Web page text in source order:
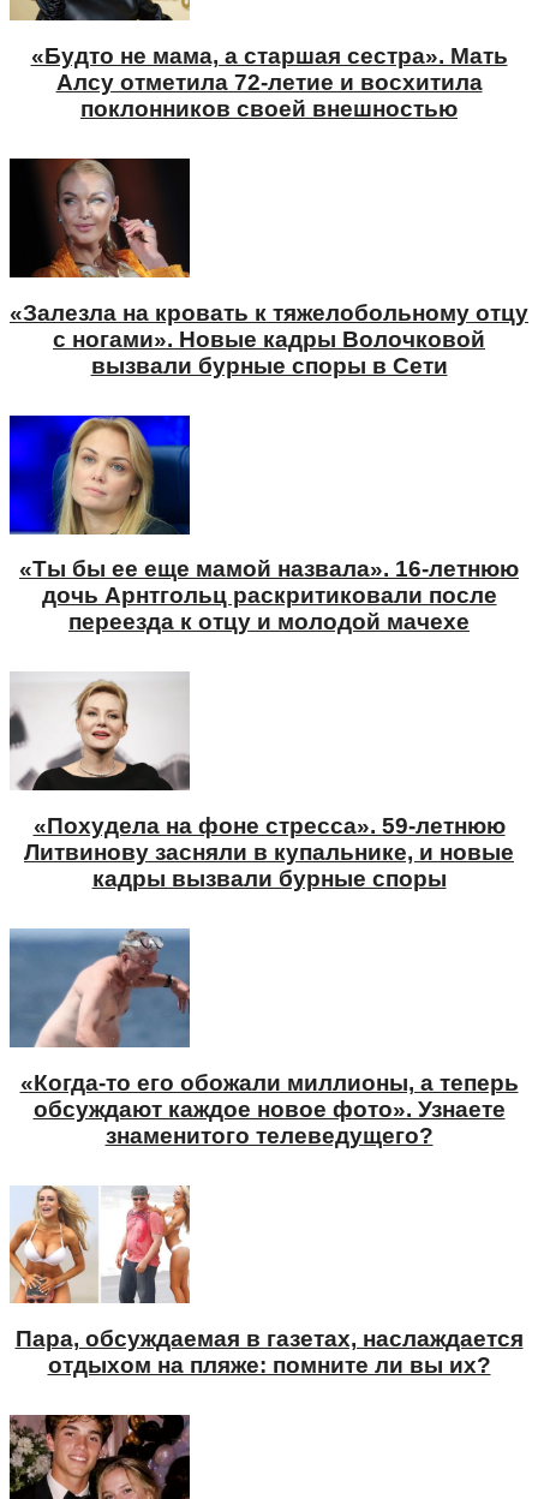
«Будто не мама, а старшая сестра». Мать
Алсу отметила 72-летие и восхитила
поклонников своей внешностью
«Залезла на кровать к тяжелобольному отцу
с ногами». Новые кадры Волочковой
вызвали бурные споры в Сети
«Ты бы ее еще мамой назвала». 16-летнюю
дочь Арнтгольц раскритиковали после
переезда к отцу и молодой мачехе
«Похудела на фоне стресса». 59-летнюю
Литвинову засняли в купальнике, и новые
кадры вызвали бурные споры
«Когда-то его обожали миллионы, а теперь
обсуждают каждое новое фото». Узнаете
знаменитого телеведущего?
Пара, обсуждаемая в газетах, наслаждается
отдыхом на пляже: помните ли вы их?